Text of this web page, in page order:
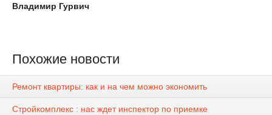
Владимир Гурвич
Похожие новости
Ремонт квартиры: как и на чем можно экономить
Стройкомплекс : нас ждет инспектор по приемке